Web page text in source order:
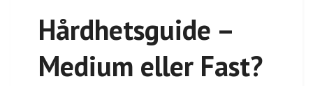
Hårdhetsguide –
Medium eller Fast?